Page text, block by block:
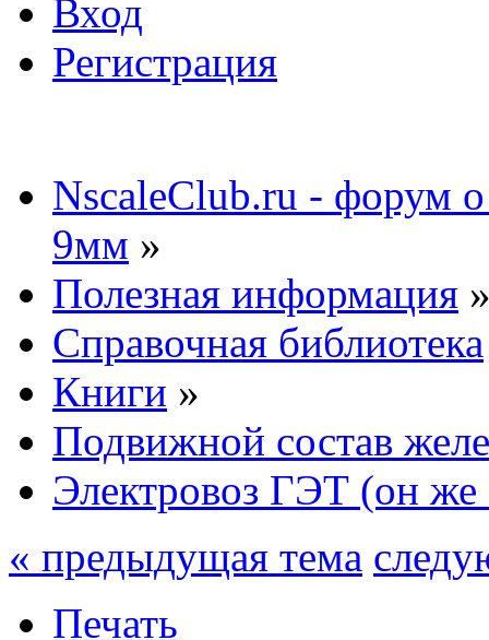
Вход
Регистрация
NscaleClub.ru - форум
9мм »
Полезная информация
Справочная библиотека
Книги »
Подвижной состав
Электровоз ГЭТ (он
« предыдущая тема
Печать